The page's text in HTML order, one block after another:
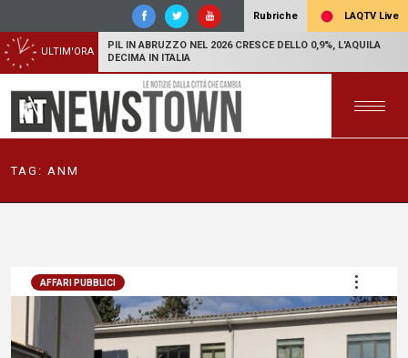
Rubriche LAQTV Live
ULTIM'ORA
PIL IN ABRUZZO NEL 2026 CRESCE DELLO 0,9%, L'AQUILA
DECIMA IN ITALIA
TAG: ANM
AFFARI PUBBLICI